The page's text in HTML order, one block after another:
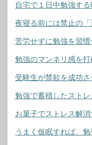
自宅で１日中勉強す
夜寝る前には禁止の
苦労せずに勉強を習
勉強のマンネリ感を
受験生が禁欲を成功
勉強で蓄積したスト
お菓子でストレス解
うまく仮眠すれば、